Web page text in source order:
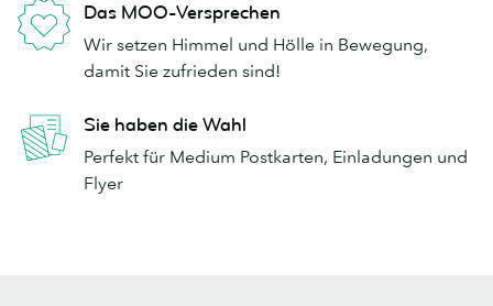
Das MOO-Versprechen
Wir setzen Himmel und Hölle in Bewegung,
damit Sie zufrieden sind!
Sie haben die Wahl
Perfekt für Medium Postkarten, Einladungen und
Flyer